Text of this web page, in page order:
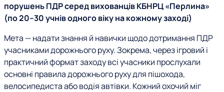
порушень ПДР серед вихованців КБНРЦ «Перлина»
(по 20–30 учнів одного віку на кожному заході)
Мета — надати знання й навички щодо дотримання ПДР
учасниками дорожнього руху. Зокрема, через ігровий і
практичний формат заходу всі учасники прослухали
основні правила дорожнього руху для пішохода,
велосипедиста або водія автівки. Кожний охочий міг